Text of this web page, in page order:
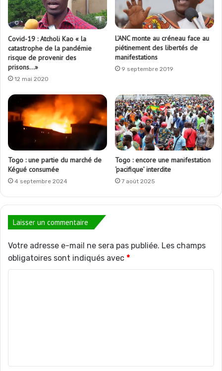
Covid-19 : Atcholi Kao « la
catastrophe de la pandémie
risque de provenir des
prisons…»
12 mai 2020
L’ANC monte au créneau face au
piétinement des libertés de
manifestations
9 septembre 2019
Togo : une partie du marché de
Kégué consumée
4 septembre 2024
Togo : encore une manifestation
‘pacifique’ interdite
7 août 2025
Laisser un commentaire
Votre adresse e-mail ne sera pas publiée. Les champs
obligatoires sont indiqués avec *
t